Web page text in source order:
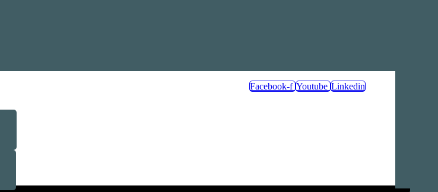
Facebook-f Youtube Linkedin